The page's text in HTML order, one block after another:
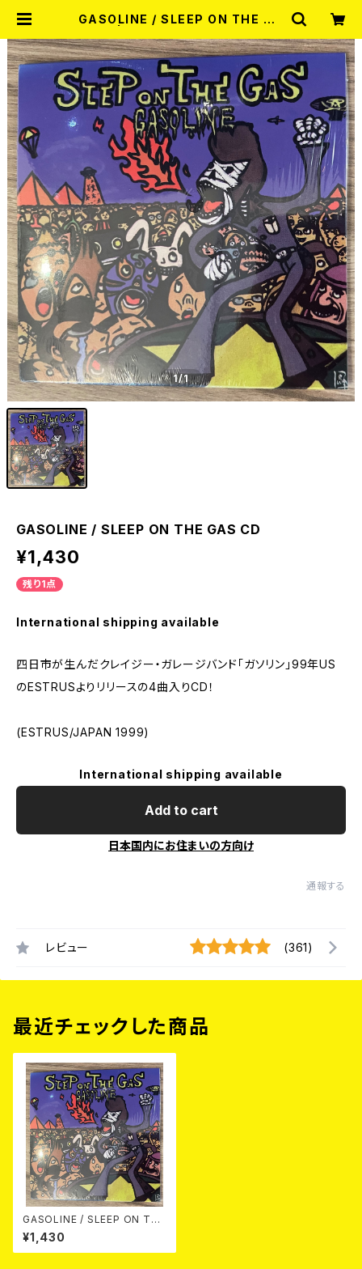
GASOLINE / SLEEP ON THE GA
1/1
GASOLINE / SLEEP ON THE GAS CD
¥1,430
残り1点
International shipping available
四日市が生んだクレイジー・ガレージバンド「ガソリン」99年US
のESTRUSよりリリースの4曲入りCD！
(ESTRUS/JAPAN 1999)
International shipping available
Add to cart
日本国内にお住まいの方向け
通報する
レビュー (361)
最近チェックした商品
GASOLINE / SLEEP ON THE
GAS CD
¥1,430